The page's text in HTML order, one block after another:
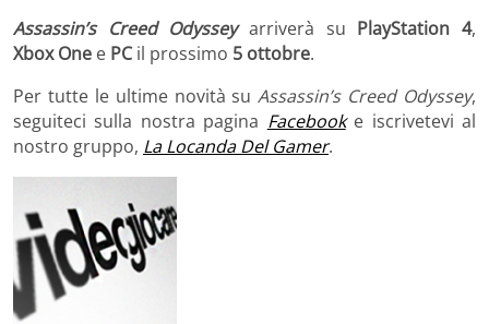
Assassin’s Creed Odyssey arriverà su PlayStation 4,
Xbox One e PCil prossimo 5 ottobre.
Per tutte le ultime novità suAssassin’s Creed Odyssey,
seguiteci sulla nostra pagina Facebooke iscrivetevi al
nostro gruppo, La Locanda Del Gamer.